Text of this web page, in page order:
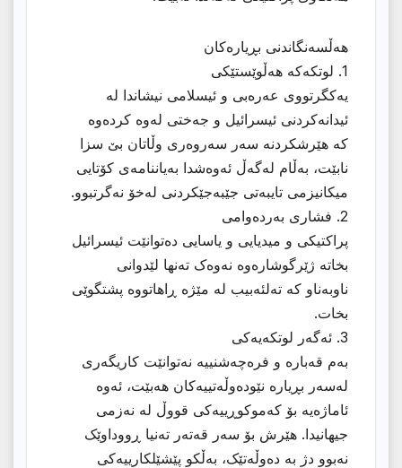
هەڵسەنگاندنی بڕیارەکان
1. لوتکەکە هەڵوێستێکی
یەکگرتووی عەرەبی و ئیسلامی نیشاندا لە
ئیدانەکردنى ئیسرائیل و جەختی لەوە کردەوە
کە هێرشکردنە سەر سەروەری وڵاتان بێ سزا
نابێت، بەڵام لەگەڵ ئەوەشدا بەیاننامەی کۆتایی
میکانیزمی تایبەتی جێبەجێکردنی لەخۆ نەگرتبوو.
2. فشاری بەردەوامی
پراکتیکی و میدیایی و یاسایی دەتوانێت ئیسرائیل
بخاتە ژێرگوشارەوە نەوەک تەنها لێدوانی
ناوبەناو کە تەلئەبیب لە مێژە ڕاهاتووە پشتگوێی
بخات.
3. ئەگەر لوتکەیەکی
بەم قەبارە و فرەچەشنییە نەتوانێت کاریگەری
لەسەر بڕیارە نێودەوڵەتییەکان هەبێت، ئەوە
ئاماژەیە بۆ کەموکوڕییەکی قووڵ لە نەزمی
جیهانیدا. هێرش بۆ سەر قەتەر تەنیا ڕووداوێک
نەبوو دژ بە دەوڵەتێک، بەڵکو پێشێلکارییەکی